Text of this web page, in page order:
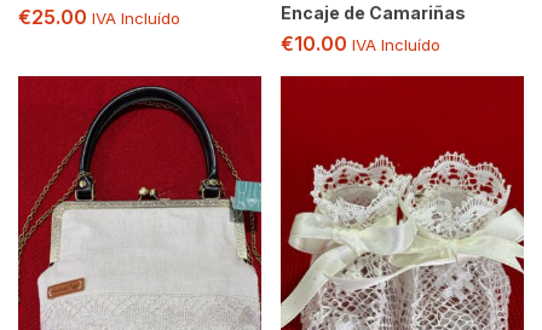
€25.00 IVA Incluído
Encaje de Camariñas
€10.00 IVA Incluído